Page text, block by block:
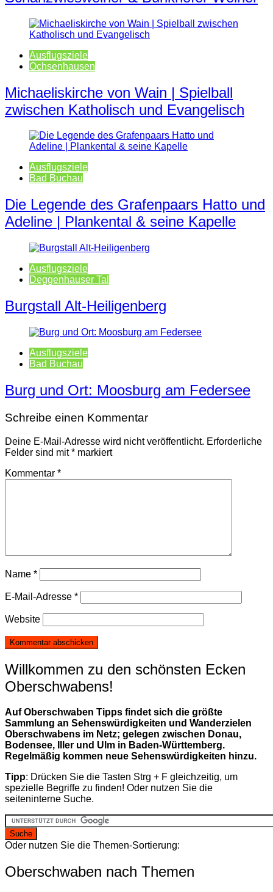
Ausflugsziele
Ochsenhausen
Michaeliskirche von Wain | Spielball
zwischen Katholisch und Evangelisch
Ausflugsziele
Bad Buchau
Die Legende des Grafenpaars Hatto und
Adeline | Plankental & seine Kapelle
Ausflugsziele
Deggenhauser Tal
Burgstall Alt-Heiligenberg
Ausflugsziele
Bad Buchau
Burg und Ort: Moosburg am Federsee
Schreibe einen Kommentar
Deine E-Mail-Adresse wird nicht veröffentlicht. Erforderliche
Felder sind mit* markiert
Kommentar *
Name *
E-Mail-Adresse *
Website
Willkommen zu den schönsten Ecken
Oberschwabens!
Auf Oberschwaben Tipps findet sich die größte
Sammlung an Sehenswürdigkeiten und Wanderzielen
Oberschwabens im Netz; gelegen zwischen Donau,
Bodensee, Iller und Ulm in Baden-Württemberg.
Regelmäßig kommen neue Sehenswürdigkeiten hinzu.
Tipp: Drücken Sie die Tasten Strg + F gleichzeitig, um
spezielle Begriffe zu finden! Oder nutzen Sie die
seiteninterne Suche.
Oder nutzen Sie die Themen-Sortierung:
Oberschwaben nach Themen